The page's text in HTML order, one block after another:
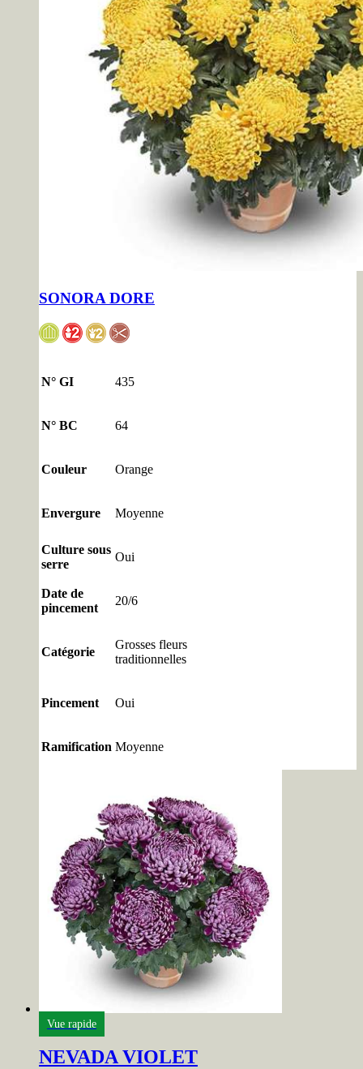
SONORA DORE
N° GI 435
N° BC 64
Couleur Orange
Envergure Moyenne
Culture sous
serre
Oui
Date de
pincement
20/6
Catégorie
Grosses fleurs
traditionnelles
Pincement Oui
Ramification Moyenne
Vue rapide
NEVADA VIOLET